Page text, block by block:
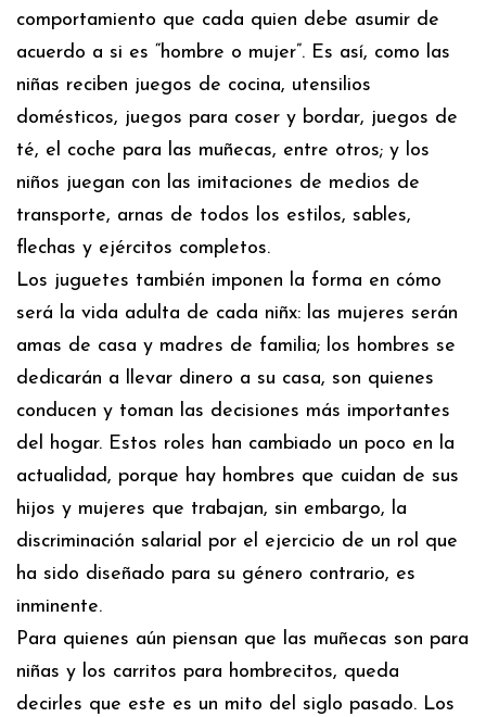
comportamiento que cada quien debe asumir de
acuerdo a si es “hombre o mujer”. Es así, como las
niñas reciben juegos de cocina, utensilios
domésticos, juegos para coser y bordar, juegos de
té, el coche para las muñecas, entre otros; y los
niños juegan con las imitaciones de medios de
transporte, arnas de todos los estilos, sables,
flechas y ejércitos completos.
Los juguetes también imponen la forma en cómo
será la vida adulta de cada niñx: las mujeres serán
amas de casa y madres de familia; los hombres se
dedicarán a llevar dinero a su casa, son quienes
conducen y toman las decisiones más importantes
del hogar. Estos roles han cambiado un poco en la
actualidad, porque hay hombres que cuidan de sus
hijos y mujeres que trabajan, sin embargo, la
discriminación salarial por el ejercicio de un rol que
ha sido diseñado para su género contrario, es
inminente.
Para quienes aún piensan que las muñecas son para
niñas y los carritos para hombrecitos, queda
decirles que este es un mito del siglo pasado. Los